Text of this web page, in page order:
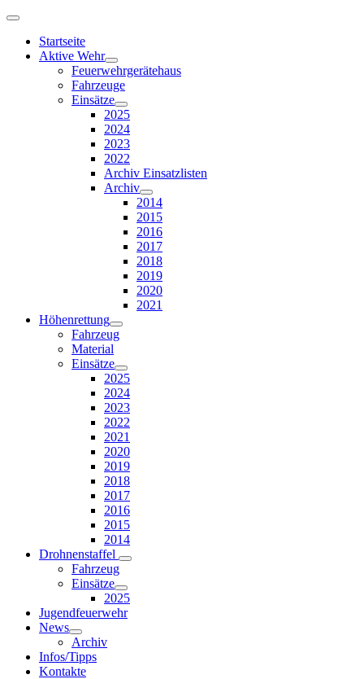
Startseite
Aktive Wehr
Feuerwehrgerätehaus
Fahrzeuge
Einsätze
2025
2024
2023
2022
Archiv Einsatzlisten
Archiv
2014
2015
2016
2017
2018
2019
2020
2021
Höhenrettung
Fahrzeug
Material
Einsätze
2025
2024
2023
2022
2021
2020
2019
2018
2017
2016
2015
2014
Drohnenstaffel
Fahrzeug
Einsätze
2025
Jugendfeuerwehr
News
Archiv
Infos/Tipps
Kontakte